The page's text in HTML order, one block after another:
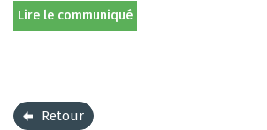
Lire le communiqué
Retour